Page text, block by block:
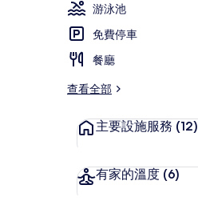
游泳池
免費停車
餐廳
查看全部
主要設施服務 (12)
有家的溫度 (6)